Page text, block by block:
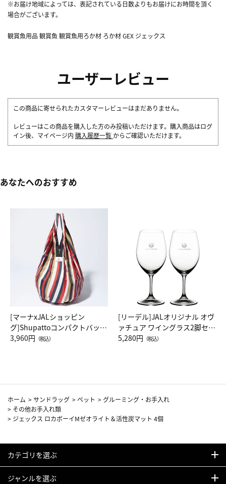
※お届け地域によっては、表記されている日数よりもお届けにお時間を頂く
場合がございます。
観賞魚用品 観賞魚 観賞魚用ろか材 ろか材 GEX ジェックス
ユーザーレビュー
この商品に寄せられたカスタマーレビューはまだありません。
レビューはこの商品を購入した方のみ投稿いただけます。購入商品はログ
イン後、マイページ内 購入履歴一覧 からご確認いただけます。
あなたへのおすすめ
[マーナxJALショッピン
グ]Shupattoコンパクトバッグ
Drop JAL客室乗務員（LC）ス
3,960円 （税込）
[リーデル]JALオリジナル オヴ
ァチュア ワイングラス2脚セッ
ト（レッドワイン）
5,280円 （税込）
ホーム >サンドラッグ >ペット > グルーミング・お手入れ
> その他お手入れ類
> ジェックス ロカボーイMゼオライト＆活性炭マット 4個
カテゴリを選ぶ
ジャンルを選ぶ